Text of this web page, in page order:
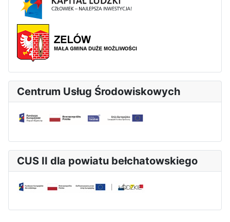
Centrum Usług Środowiskowych
CUS II dla powiatu bełchatowskiego